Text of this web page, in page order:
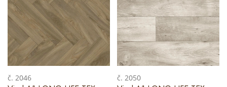
č. 2046 č. 2050